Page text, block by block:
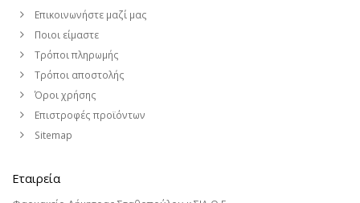
Επικοινωνήστε μαζί μας
Ποιοι είμαστε
Τρόποι πληρωμής
Τρόποι αποστολής
Όροι χρήσης
Επιστροφές προϊόντων
Sitemap
Εταιρεία